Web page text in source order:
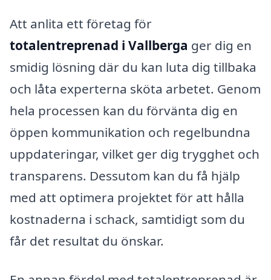
Att anlita ett företag för
totalentreprenad i Vallberga ger dig en
smidig lösning där du kan luta dig tillbaka
och låta experterna sköta arbetet. Genom
hela processen kan du förvänta dig en
öppen kommunikation och regelbundna
uppdateringar, vilket ger dig trygghet och
transparens. Dessutom kan du få hjälp
med att optimera projektet för att hålla
kostnaderna i schack, samtidigt som du
får det resultat du önskar.